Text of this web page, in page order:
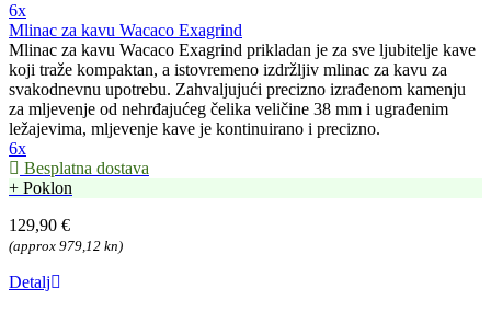
6x
Mlinac za kavu Wacaco Exagrind
Mlinac za kavu Wacaco Exagrind prikladan je za sve ljubitelje kave
koji traže kompaktan, a istovremeno izdržljiv mlinac za kavu za
svakodnevnu upotrebu. Zahvaljujući precizno izrađenom kamenju
za mljevenje od nehrđajućeg čelika veličine 38 mm i ugrađenim
ležajevima, mljevenje kave je kontinuirano i precizno.
6x
Besplatna dostava
+ Poklon
129,90 €
(approx 979,12 kn)
Detalj